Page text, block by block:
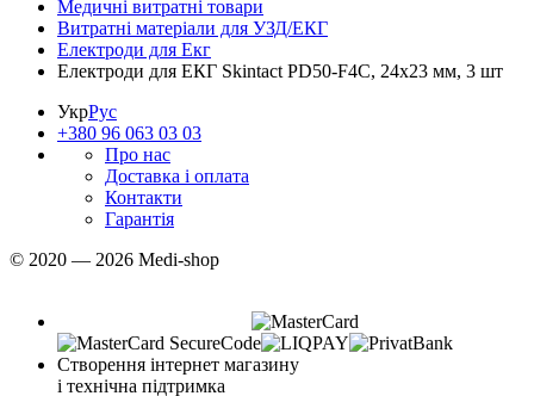
Медичні витратні товари
Витратні матеріали для УЗД/ЕКГ
Електроди для Екг
Електроди для ЕКГ Skintact PD50-F4C, 24х23 мм, 3 шт
УкрРус
+380 96 063 03 03
Про нас
Доставка і оплата
Контакти
Гарантія
© 2020 — 2026 Medi-shop
Створення інтернет магазину
і технічна підтримка